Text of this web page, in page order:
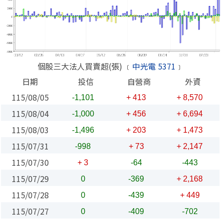
個股三大法人買賣超(張) ﹝ 中光電 5371 ﹞
日期
投信 自營商
外資
115/08/05
-1,101 + 413 + 8,570
115/08/04 -1,000 + 456 + 6,694
115/08/03 -1,496 + 203 + 1,473
115/07/31 -998 + 73 + 2,147
115/07/30 + 3 -64 -443
115/07/29 0 -369 + 2,168
115/07/28 0 -439 + 449
115/07/27 0 -409 -702